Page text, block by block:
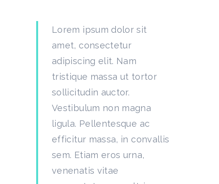
Lorem ipsum dolor sit
amet, consectetur
adipiscing elit. Nam
tristique massa ut tortor
sollicitudin auctor.
Vestibulum non magna
ligula. Pellentesque ac
efficitur massa, in convallis
sem. Etiam eros urna,
venenatis vitae